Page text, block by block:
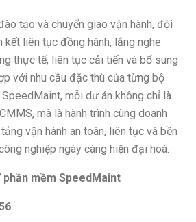
tạo và chuyển giao vận hành, đội
liên tục đồng hành, lắng nghe
thực tế, liên tục cải tiến và bổ sung
với nhu cầu đặc thù của từng bộ
mỗi dự án không chỉ là
mà là hành trình cùng doanh
vận hành an toàn, liên tục và bền
nghiệp ngày càng hiện đại hoá.
phần mềm SpeedMaint